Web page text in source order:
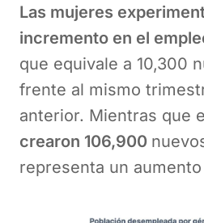
Las mujeres
incremento en el
que equivale a 10,300
frente al mismo
anterior. Mientras que
crearon 106,900
representa un